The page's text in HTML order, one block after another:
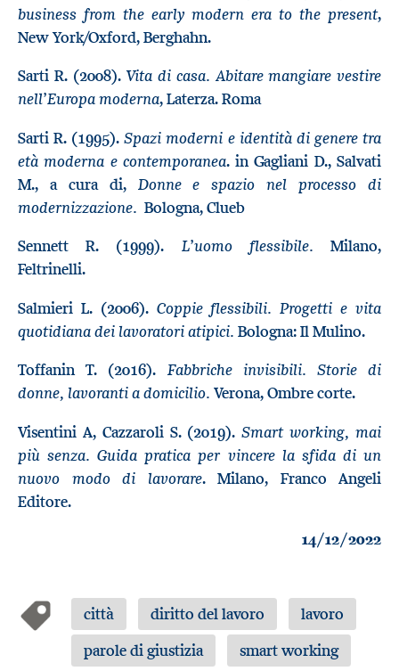
business from the early modern era to the present,
New York/Oxford, Berghahn.
Sarti R. (2008).Vita di casa. Abitare mangiare vestire
nell’Europa moderna, Laterza. Roma
Sarti R. (1995).Spazi moderni e identità di genere tra
età moderna e contemporanea. in Gagliani D., Salvati
M., a cura di, Donne e spazio nel processo di
modernizzazione. Bologna, Clueb
Sennett R. (1999). L’uomo flessibile.Milano,
Feltrinelli.
Salmieri L. (2006). Coppie flessibili. Progetti e vita
quotidiana dei lavoratori atipici. Bologna: Il Mulino.
Toffanin T. (2016).Fabbriche invisibili. Storie di
donne, lavoranti a domicilio. Verona, Ombre corte.
Visentini A, Cazzaroli S. (2019).Smart working, mai
più senza. Guida pratica per vincere la sfida di un
nuovo modo di lavorare. Milano, Franco Angeli
Editore.
14/12/2022
città diritto del lavoro
lavoro
parole di giustizia
smart working